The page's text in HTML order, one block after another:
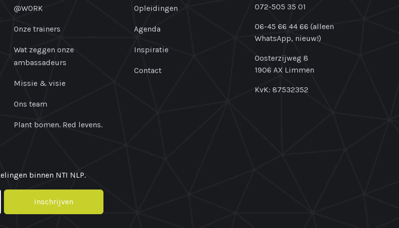
@WORK
Onze trainers
Wat zeggen onze
ambassadeurs
Missie & visie
Ons team
Plant bomen. Red levens.
Opleidingen
Agenda
Inspiratie
Contact
072-505 35 01
06-45 66 44 66 (alleen
WhatsApp, nieuw!)
Oosterzijweg 8
1906 AX Limmen
KvK: 87532352
binnen NTI NLP.
Inschrijven